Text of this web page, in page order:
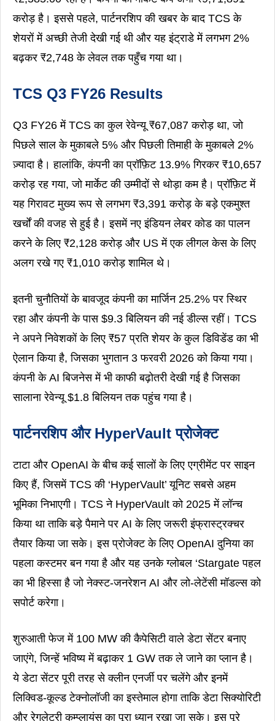
करोड़ है। इससे पहले, पार्टनरशिप की खबर के बाद TCS के
शेयरों में अच्छी तेजी देखी गई थी और यह इंट्राडे में लगभग 2%
बढ़कर ₹2,748 के लेवल तक पहुँच गया था।
TCS Q3 FY26 Results
Q3 FY26 में TCS का कुल रेवेन्यू ₹67,087 करोड़ था, जो
पिछले साल के मुकाबले 5% और पिछली तिमाही के मुकाबले 2%
ज़्यादा है। हालांकि, कंपनी का प्रॉफ़िट 13.9% गिरकर ₹10,657
करोड़ रह गया, जो मार्केट की उम्मीदों से थोड़ा कम है। प्रॉफ़िट में
यह गिरावट मुख्य रूप से लगभग ₹3,391 करोड़ के बड़े एकमुश्त
खर्चों की वजह से हुई है। इसमें नए इंडियन लेबर कोड का पालन
करने के लिए ₹2,128 करोड़ और US में एक लीगल केस के लिए
अलग रखे गए ₹1,010 करोड़ शामिल थे।
इतनी चुनौतियों के बावजूद कंपनी का मार्जिन 25.2% पर स्थिर
रहा और कंपनी के पास $9.3 बिलियन की नई डील्स रहीं। TCS
ने अपने निवेशकों के लिए ₹57 प्रति शेयर के कुल डिविडेंड का भी
ऐलान किया है, जिसका भुगतान 3 फरवरी 2026 को किया गया।
कंपनी के AI बिजनेस में भी काफी बढ़ोतरी देखी गई है जिसका
सालाना रेवेन्यू $1.8 बिलियन तक पहुंच गया है।
पार्टनरशिप और HyperVault प्रोजेक्ट
टाटा और OpenAI के बीच कई सालों के लिए एग्रीमेंट पर साइन
किए हैं, जिसमें TCS की ‘HyperVault’ यूनिट सबसे अहम
भूमिका निभाएगी। TCS ने HyperVault को 2025 में लॉन्च
किया था ताकि बड़े पैमाने पर AI के लिए जरूरी इंफ्रास्ट्रक्चर
तैयार किया जा सके। इस प्रोजेक्ट के लिए OpenAI दुनिया का
पहला कस्टमर बन गया है और यह उनके ग्लोबल ‘Stargate पहल
का भी हिस्सा है जो नेक्स्ट-जनरेशन AI और लो-लेटेंसी मॉडल्स को
सपोर्ट करेगा।
शुरुआती फेज में 100 MW की कैपेसिटी वाले डेटा सेंटर बनाए
जाएंगे, जिन्हें भविष्य में बढ़ाकर 1 GW तक ले जाने का प्लान है।
ये डेटा सेंटर पूरी तरह से क्लीन एनर्जी पर चलेंगे और इनमें
लिक्विड-कूल्ड टेक्नोलॉजी का इस्तेमाल होगा ताकि डेटा सिक्योरिटी
और रेगुलेटरी कम्प्लायंस का पूरा ध्यान रखा जा सके। इस पूरे